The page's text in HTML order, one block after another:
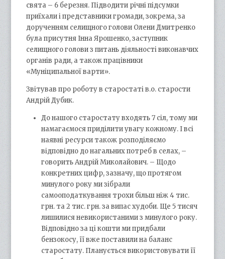
свята – 6 березня. Підводити річні підсумки
приїхали і представники громади, зокрема, за
дорученням селищного голови Олени Дмитренко
була присутня Інна Ярошенко, заступник
селищного голови з питань діяльності виконавчих
органів ради, а також працівники
«Муніципальної варти».
Звітував про роботу в старостаті в.о. старости
Андрій Дубик.
До нашого старостату входять 7 сіл, тому ми
намагаємося приділити увагу кожному. І всі
наявні ресурси також розподіляємо
відповідно до нагальних потреб в селах, –
говорить Андрій Миколайович. – Щодо
конкретних цифр, зазначу, що протягом
минулого року ми зібрали
самооподаткування трохи більш ніж 4 тис.
грн. та 2 тис. грн. за випас худоби. Ще 5 тисяч
лишилися невикористаними з минулого року.
Відповідно за ці кошти ми придбали
бензокосу, її вже поставили на баланс
старостату. Планується використовувати її